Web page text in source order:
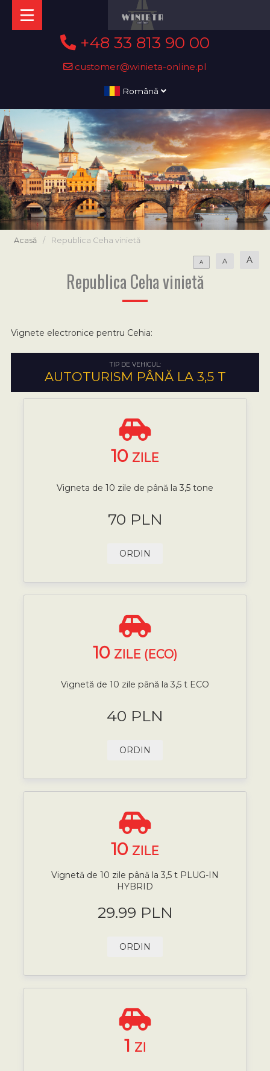
+48 33 813 90 00
customer@winieta-online.pl
Română
Acasă / Republica Ceha vinietă
A A A
Republica Ceha vinietă
Vignete electronice pentru Cehia:
TIP DE VEHICUL:
AUTOTURISM PÂNĂ LA 3,5 T
10 ZILE
Vigneta de 10 zile de până la 3,5 tone
70 PLN
ORDIN
10 ZILE (ECO)
Vignetă de 10 zile până la 3,5 t ECO
40 PLN
ORDIN
10 ZILE
Vignetă de 10 zile până la 3,5 t PLUG-IN
HYBRID
29.99 PLN
ORDIN
1 ZI